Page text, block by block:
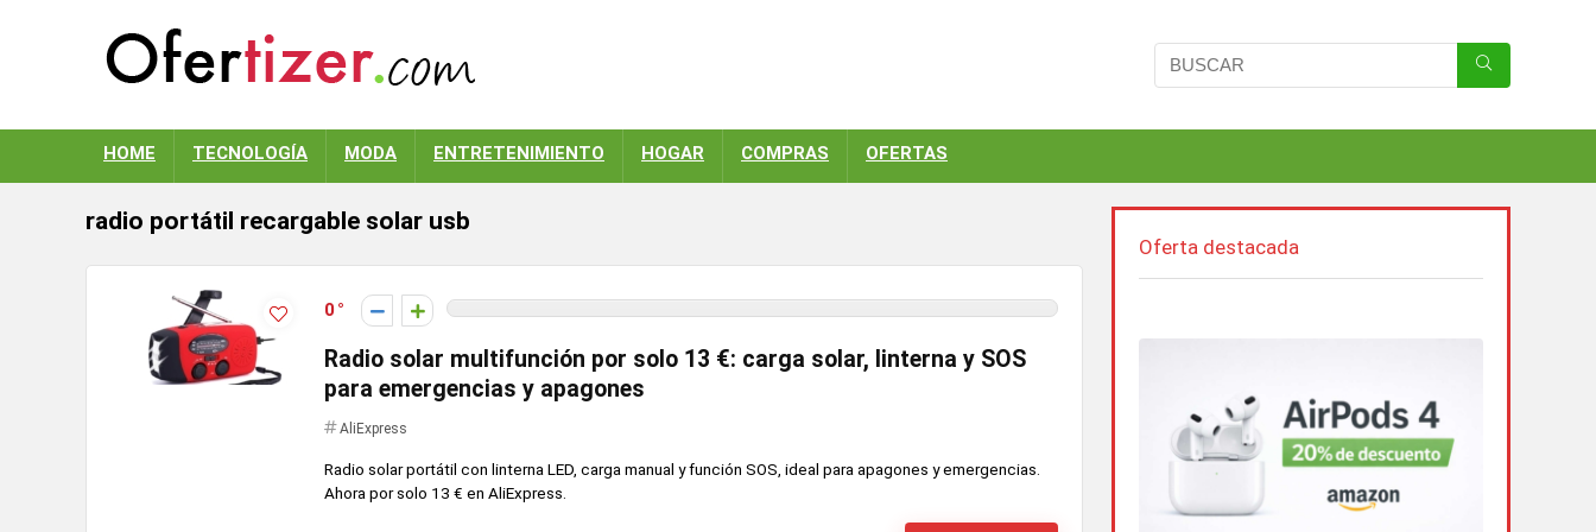
HOME TECNOLOGÍA MODA ENTRETENIMIENTO HOGAR COMPRAS OFERTAS
radio portátil recargable solar usb
0
Radio solar multifunción por solo 13 €: carga solar, linterna y SOS
para emergencias y apagones
AliExpress
Radio solar portátil con linterna LED, carga manual y función SOS, ideal para apagones y emergencias.
Ahora por solo 13 € en AliExpress.
Oferta destacada